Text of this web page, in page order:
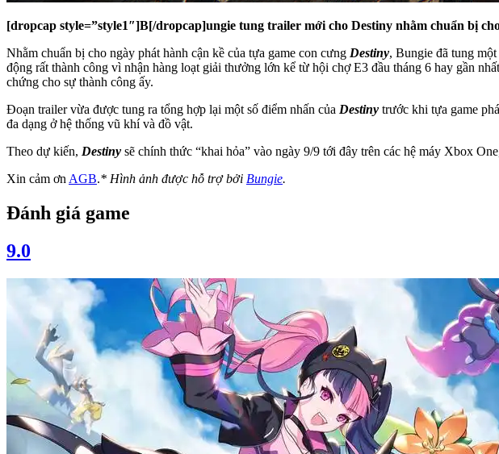
[dropcap style=”style1″]B[/dropcap]ungie tung trailer mới cho Destiny nhằm chuẩn bị
Nhằm chuẩn bị cho ngày phát hành cận kề của tựa game con cưng Destiny, Bungie đã tung
động rất thành công vì nhận hàng loạt giải thưởng lớn kể từ hội chợ E3 đầu tháng 6 hay gần
chứng cho sự thành công ấy.
Đoạn trailer vừa được tung ra tổng hợp lại một số điểm nhấn của Destiny trước khi tựa game
đa dạng ở hệ thống vũ khí và đồ vật.
Theo dự kiến, Destiny sẽ chính thức “khai hỏa” vào ngày 9/9 tới đây trên các hệ máy Xbox
Xin cảm ơn AGB.* Hình ảnh được hỗ trợ bởi Bungie.
Đánh giá game
9.0